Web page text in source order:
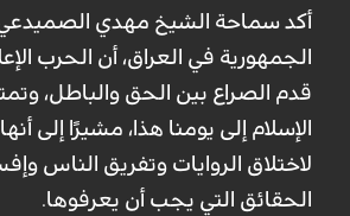
أكد سماحة الشيخ مهدي
الجمهورية في العراق، أن الحرب
قدم الصراع بين الحق والباطل،
الإسلام إلى يومنا هذا، مشيرًا إلى
لاختلاق الروايات وتفريق الناس
الحقائق التي يجب أن يعرفوها.